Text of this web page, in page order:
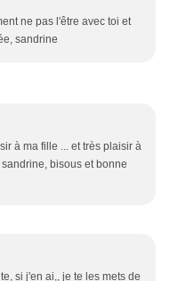
ne pas l'être avec toi et
sandrine
à ma fille ... et très plaisir à
bisous et bonne
si j'en ai,, je te les mets de